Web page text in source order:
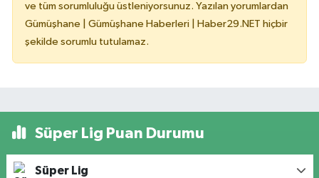
ve tüm sorumluluğu üstleniyorsunuz. Yazılan yorumlardan
Gümüşhane | Gümüşhane Haberleri | Haber29.NET hiçbir
şekilde sorumlu tutulamaz.
Süper Lig Puan Durumu
Süper Lig